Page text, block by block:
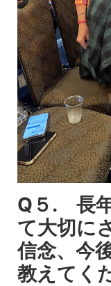
Q５. 長
て大切に
信念、今
教えてく